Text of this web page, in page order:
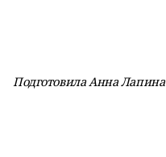
Подготовила Анна Лапина